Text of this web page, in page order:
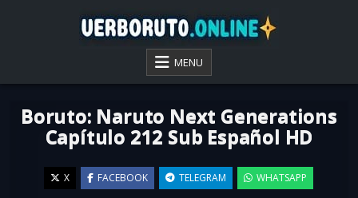
VER BORUTO ONLINE
MENU
Boruto: Naruto Next Generations
Capítulo 212 Sub Español HD
X FACEBOOK TELEGRAM WHATSAPP